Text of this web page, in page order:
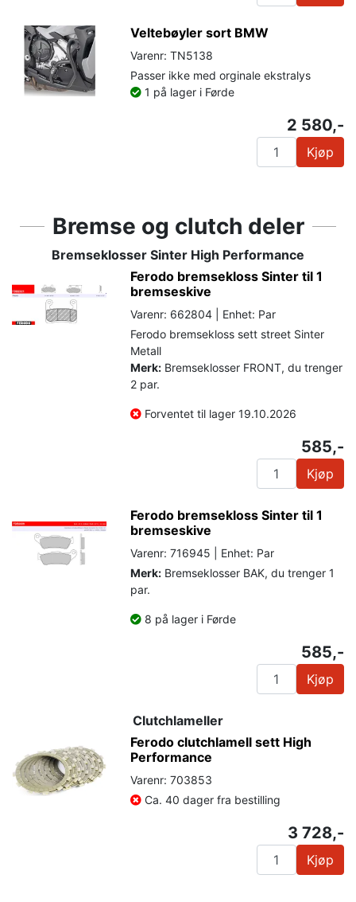
Veltebøyler sort BMW
Varenr: TN5138
Passer ikke med orginale ekstralys
1 på lager i Førde
2 580,-
Kjøp
Bremse og clutch deler
Bremseklosser Sinter High Performance
Ferodo bremsekloss Sinter til 1
bremseskive
Varenr: 662804 | Enhet: Par
Ferodo bremsekloss sett street Sinter
Metall
Merk: Bremseklosser FRONT, du trenger
2 par.
Forventet til lager 19.10.2026
585,-
Kjøp
Ferodo bremsekloss Sinter til 1
bremseskive
Varenr: 716945 | Enhet: Par
Merk: Bremseklosser BAK, du trenger 1
par.
8 på lager i Førde
585,-
Kjøp
Clutchlameller
Ferodo clutchlamell sett High
Performance
Varenr: 703853
Ca. 40 dager fra bestilling
3 728,-
Kjøp